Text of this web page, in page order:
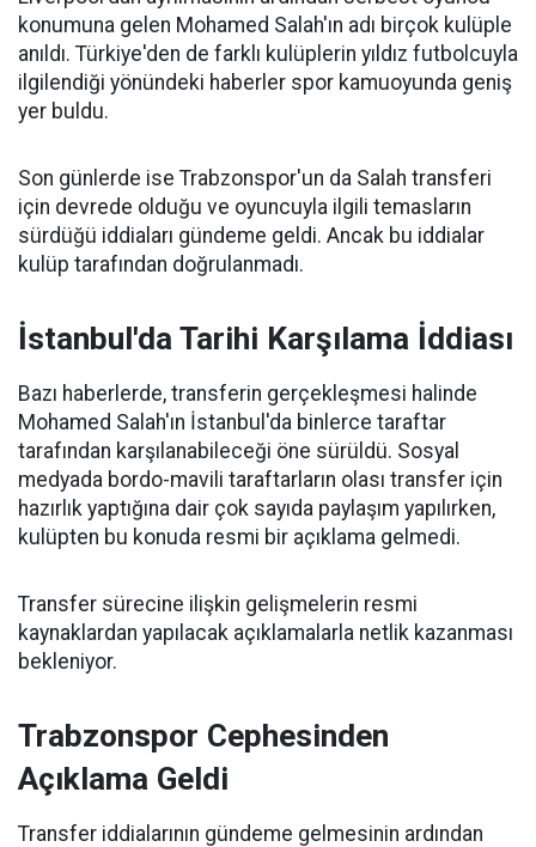
konumuna gelen Mohamed Salah'ın adı birçok kulüple
anıldı. Türkiye'den de farklı kulüplerin yıldız futbolcuyla
ilgilendiği yönündeki haberler spor kamuoyunda geniş
yer buldu.
Son günlerde ise Trabzonspor'un da Salah transferi
için devrede olduğu ve oyuncuyla ilgili temasların
sürdüğü iddiaları gündeme geldi. Ancak bu iddialar
kulüp tarafından doğrulanmadı.
İstanbul'da Tarihi Karşılama İddiası
Bazı haberlerde, transferin gerçekleşmesi halinde
Mohamed Salah'ın İstanbul'da binlerce taraftar
tarafından karşılanabileceği öne sürüldü. Sosyal
medyada bordo-mavili taraftarların olası transfer için
hazırlık yaptığına dair çok sayıda paylaşım yapılırken,
kulüpten bu konuda resmi bir açıklama gelmedi.
Transfer sürecine ilişkin gelişmelerin resmi
kaynaklardan yapılacak açıklamalarla netlik kazanması
bekleniyor.
Trabzonspor Cephesinden
Açıklama Geldi
Transfer iddialarının gündeme gelmesinin ardından